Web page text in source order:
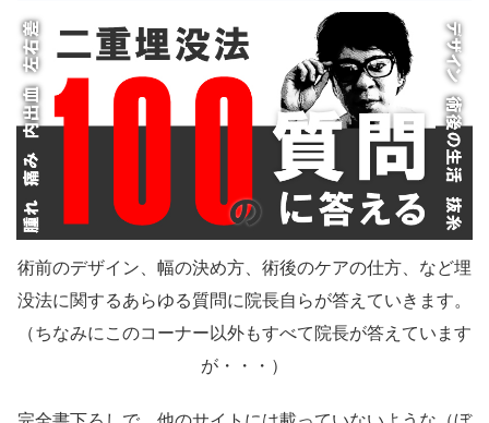
術前のデザイン、幅の決め方、術後のケアの仕方、など埋
没法に関するあらゆる質問に院長自らが答えていきます。
（ちなみにこのコーナー以外もすべて院長が答えています
が・・・）